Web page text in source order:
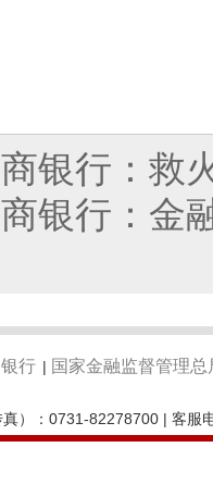
银行：救
银行：金
行 | 国家金融监督管理总
真）：0731-82278700 | 客服